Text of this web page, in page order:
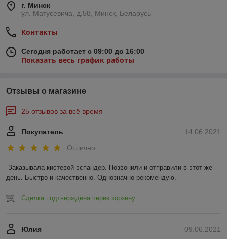
г. Минск
ул. Матусевича, д.58, Минск, Беларусь
Контакты
Сегодня работает с 09:00 до 16:00
Показать весь график работы
Отзывы о магазине
25 отзывов за всё время
14.06.2021
Покупатель
Отлично
Заказывала кистевой эспандер. Позвонили и отправили в этот же
день. Быстро и качественно. Однозначно рекомендую.
Сделка подтверждена через корзину
09.06.2021
Юлия